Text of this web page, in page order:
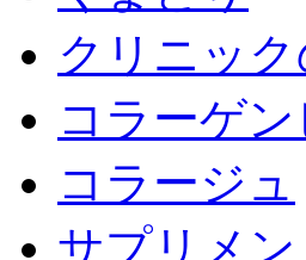
クリニック
コラーゲ
コラージュ
サプリメン